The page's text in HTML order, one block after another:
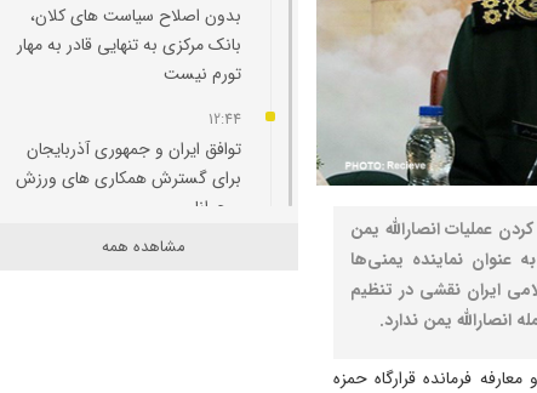
عملیات انصارالله یمن
عنوان نماینده یمنی‌ها
ایران نقشی در تنظیم
یمن ندارد.
فرمانده قرارگاه حمزه
بدون اصلاح سیاست‌ های کلان،
بانک مرکزی به تنهایی قادر به مهار
تورم نیست
12:44
توافق ایران و جمهوری آذربایجان
برای گسترش همکاری‌ های ورزش
و جوانان
مشاهده همه